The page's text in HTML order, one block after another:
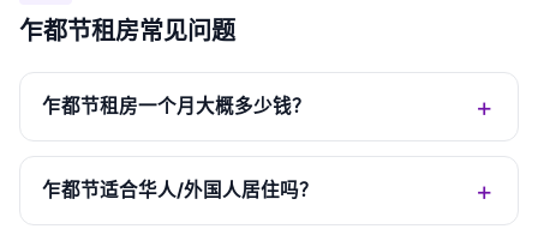
乍都节租房常见问题
乍都节租房一个月大概多少钱？
乍都节适合华人/外国人居住吗？